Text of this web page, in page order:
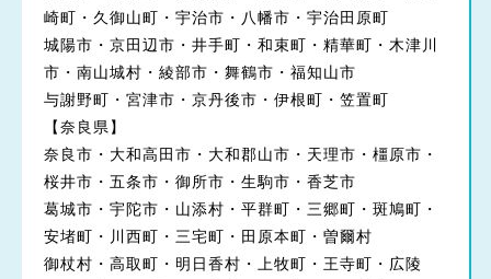
崎町・久御山町・宇治市・八幡市・宇治田原町
城陽市・京田辺市・井手町・和束町・精華町・木津川
市・南山城村・綾部市・舞鶴市・福知山市
与謝野町・宮津市・京丹後市・伊根町・笠置町
【奈良県】
奈良市・大和高田市・大和郡山市・天理市・橿原市・
桜井市・五条市・御所市・生駒市・香芝市
葛城市・宇陀市・山添村・平群町・三郷町・斑鳩町・
安堵町・川西町・三宅町・田原本町・曽爾村
御杖村・高取町・明日香村・上牧町・王寺町・広陵